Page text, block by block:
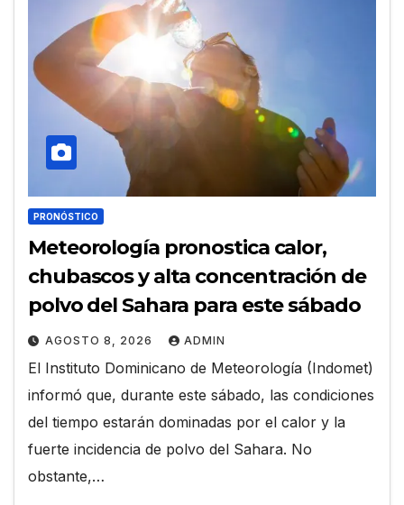
PRONÓSTICO
Meteorología pronostica calor,
chubascos y alta concentración de
polvo del Sahara para este sábado
AGOSTO 8, 2026 ADMIN
El Instituto Dominicano de Meteorología (Indomet)
informó que, durante este sábado, las condiciones
del tiempo estarán dominadas por el calor y la
fuerte incidencia de polvo del Sahara. No
obstante,…